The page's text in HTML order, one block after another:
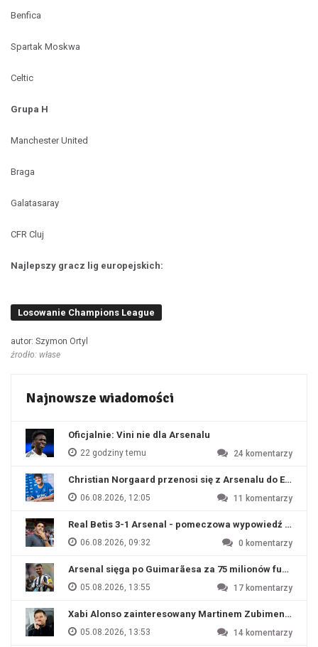
Benfica
Spartak Moskwa
Celtic
Grupa H
Manchester United
Braga
Galatasaray
CFR Cluj
Najlepszy gracz lig europejskich:
Losowanie Champions League
autor: Szymon Ortyl
źrodło: włase
Najnowsze wiadomości
Oficjalnie: Vini nie dla Arsenalu
22 godziny temu 24 komentarzy
Christian Norgaard przenosi się z Arsenalu do
06.08.2026, 12:05 11 komentarzy
Real Betis 3-1 Arsenal - pomeczowa wypowiedź Artety
06.08.2026, 09:32 0 komentarzy
Arsenal sięga po Guimarãesa za 75 milionów funtów
05.08.2026, 13:55 17 komentarzy
Xabi Alonso zainteresowany Martinem Zubimendim
05.08.2026, 13:53 14 komentarzy